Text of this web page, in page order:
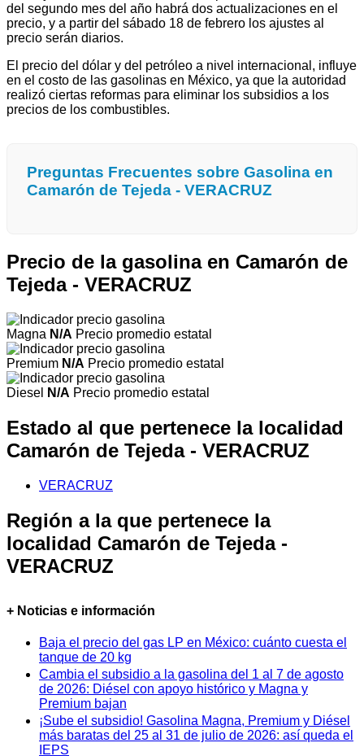
del segundo mes del año habrá dos actualizaciones en el
precio, y a partir del sábado 18 de febrero los ajustes al
precio serán diarios.
El precio del dólar y del petróleo a nivel internacional, influye
en el costo de las gasolinas en México, ya que la autoridad
realizó ciertas reformas para eliminar los subsidios a los
precios de los combustibles.
Preguntas Frecuentes sobre Gasolina en
Camarón de Tejeda - VERACRUZ
Precio de la gasolina en Camarón de
Tejeda - VERACRUZ
Magna N/A Precio promedio estatal
Premium N/A Precio promedio estatal
Diesel N/A Precio promedio estatal
Estado al que pertenece la localidad
Camarón de Tejeda - VERACRUZ
VERACRUZ
Región a la que pertenece la
localidad Camarón de Tejeda -
VERACRUZ
+ Noticias e información
Baja el precio del gas LP en México: cuánto cuesta el
tanque de 20 kg
Cambia el subsidio a la gasolina del 1 al 7 de agosto
de 2026: Diésel con apoyo histórico y Magna y
Premium bajan
¡Sube el subsidio! Gasolina Magna, Premium y Diésel
más baratas del 25 al 31 de julio de 2026: así queda el
IEPS